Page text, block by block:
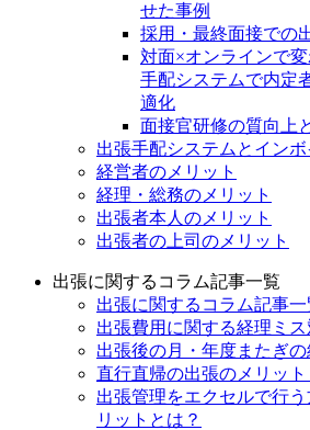
せた事例
採用・最終面接での
対面×オンラインで
手配システムで内定
適化
面接官研修の質向上
出張手配システムとイン
経営者のメリット
経理・総務のメリット
出張者本人のメリット
出張者の上司のメリット
出張に関するコラム記事一覧
出張に関するコラム記事一
出張費用に関する経理ミ
出張後の月・年度またぎ
直行直帰の出張のメリッ
出張管理をエクセルで行
リットとは？